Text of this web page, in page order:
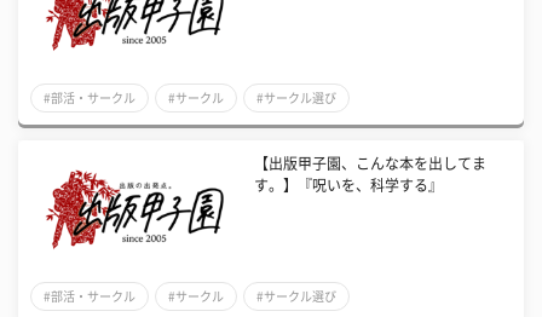
#部活・サークル #サークル #サークル選び
【出版甲子園、こんな本を出してま
す。】『呪いを、科学する』
#部活・サークル #サークル #サークル選び